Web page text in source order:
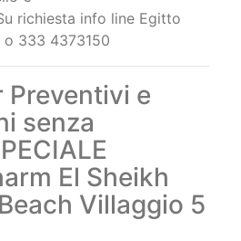
richiesta info line Egitto
333 4373150
Preventivi e
senza
El Sheikh
Villaggio 5